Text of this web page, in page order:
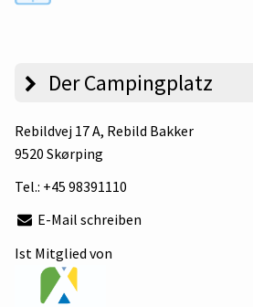
Der Campingplatz
Rebildvej 17 A, Rebild Bakker
9520 Skørping
Tel.: +45 98391110
E-Mail schreiben
Ist Mitglied von